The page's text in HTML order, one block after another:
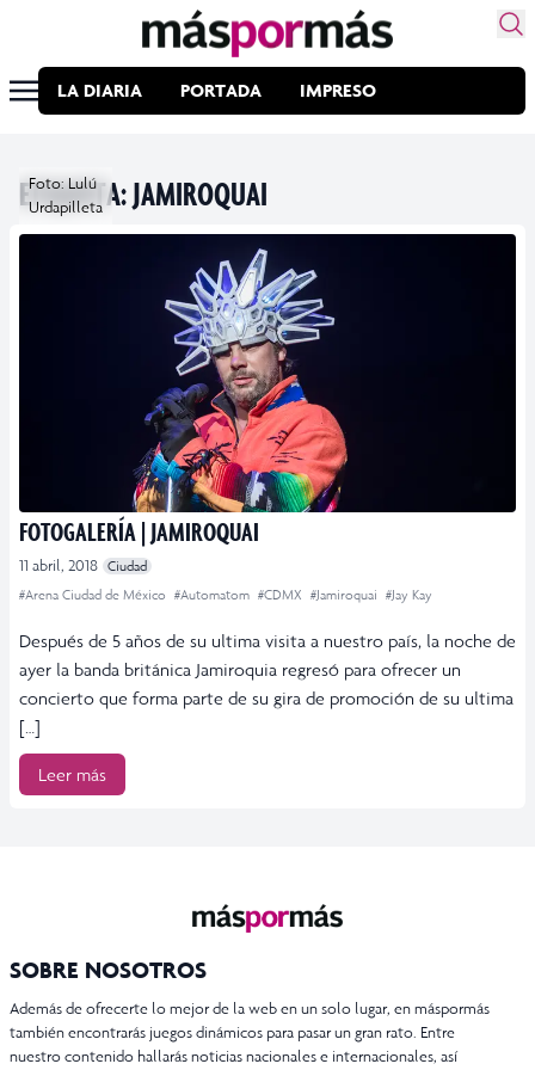
LA DIARIA PORTADA IMPRESO
ETIQUETA:JAMIROQUAI
Foto: Lulú
Urdapilleta
FOTOGALERÍA | JAMIROQUAI
11 abril, 2018 Ciudad
#Arena Ciudad de México #Automatom #CDMX #Jamiroquai #Jay Kay
Después de 5 años de su ultima visita a nuestro país, la noche de
ayer la banda británica Jamiroquia regresó para ofrecer un
concierto que forma parte de su gira de promoción de su ultima
[…]
Leer más
SOBRE NOSOTROS
Además de ofrecerte lo mejor de la web en un solo lugar, en máspormás
también encontrarás juegos dinámicos para pasar un gran rato. Entre
nuestro contenido hallarás noticias nacionales e internacionales, así